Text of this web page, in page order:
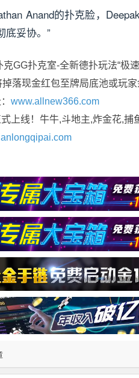
Anand的扑克脸，
底妥协。”
GG扑克室-全新德扑玩法“极
落现金红包至牌局底池或玩
www.allnew366.com
上线！牛牛,斗地主,炸金花,捕